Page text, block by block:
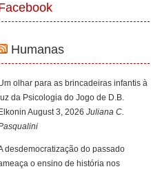
Humanas
olhar para as brincadeiras infantis à
luz da Psicologia do Jogo de D.B.
Elkonin August 3, 2026 Juliana C.
desdemocratização do passado
o ensino de história nos